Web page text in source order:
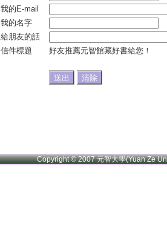
我的E-mail
我的名字
給朋友的話
信件標題
好友推薦元智館藏好書給您！
Copyright © 2007 元智大學(Yuan Ze